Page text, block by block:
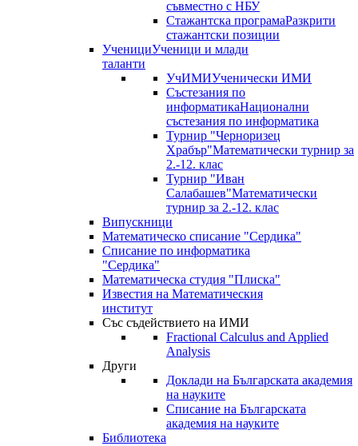
съвместно с НБУ
Стажантска програмаРазкрити
стажантски позиции
УченициУченици и млади
таланти
УчИМИУченически ИМИ
Състезания по
информатикаНационални
състезания по информатика
Турнир "Черноризец
Храбър"Математически турнир за
2.-12. клас
Турнир "Иван
Салабашев"Математически
турнир за 2.-12. клас
Випускници
Математическо списание "Сердика"
Списание по информатика
"Сердика"
Математическа студия "Плиска"
Известия на Математическия
институт
Със съдействието на ИМИ
Fractional Calculus and Applied
Analysis
Други
Доклади на Българската академия
на науките
Списание на Българската
академия на науките
Библиотека